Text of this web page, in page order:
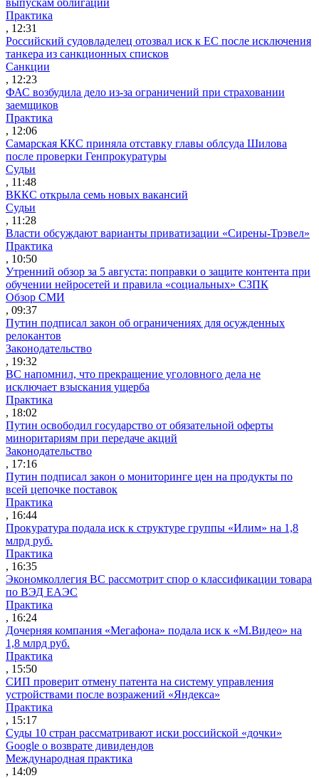
Практика
, 12:31
Российский судовладелец отозвал иск к ЕС после исключения
танкера из санкционных списков
Санкции
, 12:23
ФАС возбудила дело из-за ограничений при страховании
заемщиков
Практика
, 12:06
Самарская ККС приняла отставку главы облсуда Шилова
после проверки Генпрокуратуры
Судьи
, 11:48
ВККС открыла семь новых вакансий
Судьи
, 11:28
Власти обсуждают варианты приватизации «Сирены-Трэвел»
Практика
, 10:50
Утренний обзор за 5 августа: поправки о защите контента при
обучении нейросетей и правила «социальных» СЗПК
Обзор СМИ
, 09:37
Путин подписал закон об ограничениях для осужденных
релокантов
Законодательство
, 19:32
ВС напомнил, что прекращение уголовного дела не
исключает взыскания ущерба
Практика
, 18:02
Путин освободил государство от обязательной оферты
миноритариям при передаче акций
Законодательство
, 17:16
Путин подписал закон о мониторинге цен на продукты по
всей цепочке поставок
Практика
, 16:44
Прокуратура подала иск к структуре группы «Илим» на 1,8
млрд руб.
Практика
, 16:35
Экономколлегия ВС рассмотрит спор о классификации товара
по ВЭД ЕАЭС
Практика
, 16:24
Дочерняя компания «Мегафона» подала иск к «М.Видео» на
1,8 млрд руб.
Практика
, 15:50
СИП проверит отмену патента на систему управления
устройствами после возражений «Яндекса»
Практика
, 15:17
Суды 10 стран рассматривают иски российской «дочки»
Google о возврате дивидендов
Международная практика
, 14:09